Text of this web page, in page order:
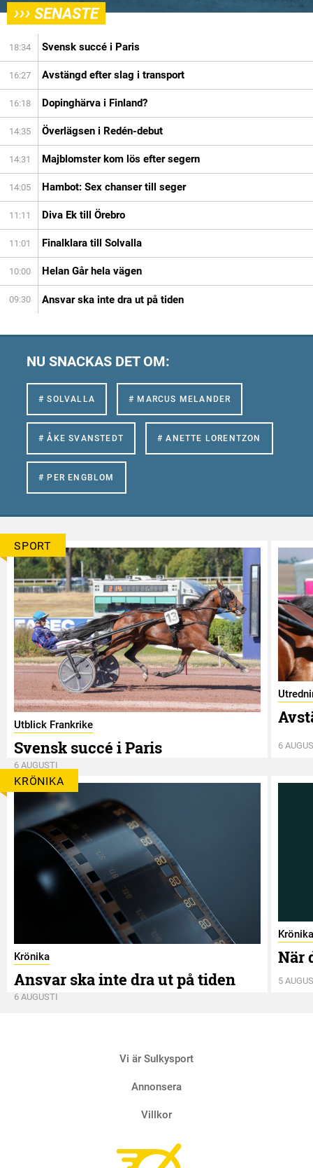
››› SENASTE
18:34 Svensk succé i Paris
16:27 Avstängd efter slag i transport
16:18 Dopinghärva i Finland?
14:35 Överlägsen i Redén-debut
14:31 Majblomster kom lös efter segern
14:05 Hambot: Sex chanser till seger
11:11 Diva Ek till Örebro
11:01 Finalklara till Solvalla
10:00 Helan Går hela vägen
09:30 Ansvar ska inte dra ut på tiden
NU SNACKAS DET OM:
# SOLVALLA # MARCUS MELANDER
# ÅKE SVANSTEDT # ANETTE LORENTZON
# PER ENGBLOM
SPORT
Utblick Frankrike
Svensk succé i Paris
6 AUGUSTI
6
KRÖNIKA
Krönika
Ansvar ska inte dra ut på tiden
6 AUGUSTI
Krönika
När
5
Vi är Sulkysport
Annonsera
Villkor